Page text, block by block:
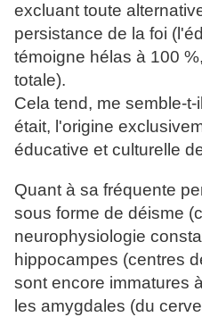
excluant toute
persistance de la foi
témoigne hélas à 100
totale).
Cela tend, me semble-
était, l'origine
éducative et culturelle
Quant à sa fréquente
sous forme de déisme
neurophysiologie
hippocampes (centres
sont encore immatures
les amygdales (du